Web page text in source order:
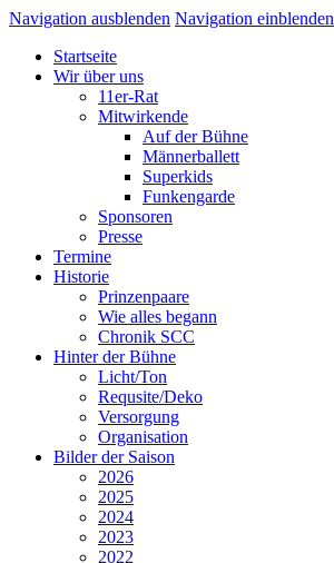
Navigation ausblenden Navigation einblenden
Startseite
Wir über uns
11er-Rat
Mitwirkende
Auf der Bühne
Männerballett
Superkids
Funkengarde
Sponsoren
Presse
Termine
Historie
Prinzenpaare
Wie alles begann
Chronik SCC
Hinter der Bühne
Licht/Ton
Requsite/Deko
Versorgung
Organisation
Bilder der Saison
2026
2025
2024
2023
2022